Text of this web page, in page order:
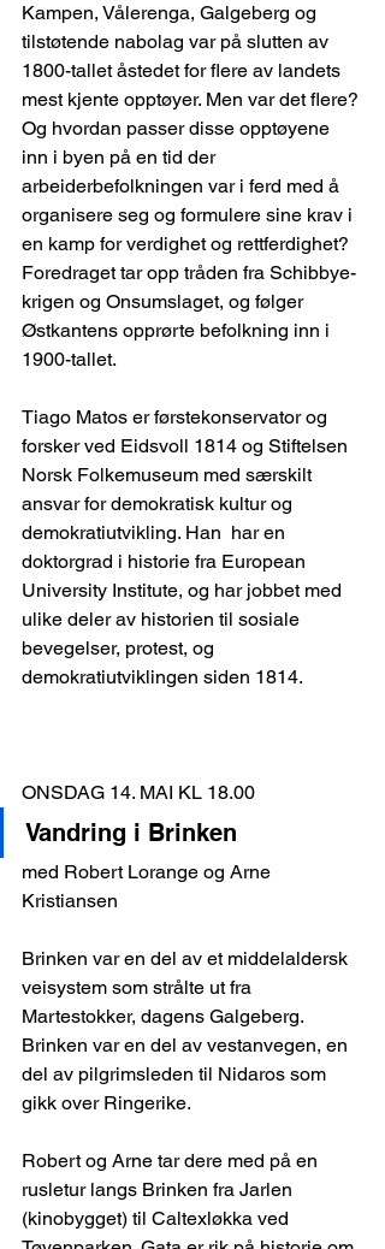
Kampen, Vålerenga, Galgeberg og
tilstøtende nabolag var på slutten av
1800-tallet åstedet for flere av landets
mest kjente opptøyer. Men var det flere?
Og hvordan passer disse opptøyene
inn i byen på en tid der
arbeiderbefolkningen var i ferd med å
organisere seg og formulere sine krav i
en kamp for verdighet og rettferdighet?
Foredraget tar opp tråden fra Schibbye-
krigen og Onsumslaget, og følger
Østkantens opprørte befolkning inn i
1900-tallet.
Tiago Matos er førstekonservator og
forsker ved Eidsvoll 1814 og Stiftelsen
Norsk Folkemuseum med særskilt
ansvar for demokratisk kultur og
demokratiutvikling. Han  har en
doktorgrad i historie fra European
University Institute, og har jobbet med
ulike deler av historien til sosiale
bevegelser, protest, og
demokratiutviklingen siden 1814.
ONSDAG 14. MAI KL 18.00
Vandring i Brinken
med Robert Lorange og Arne
Kristiansen
Brinken var en del av et middelaldersk
veisystem som strålte ut fra
Martestokker, dagens Galgeberg.
Brinken var en del av vestanvegen, en
del av pilgrimsleden til Nidaros som
gikk over Ringerike.
Robert og Arne tar dere med på en
rusletur langs Brinken fra Jarlen
(kinobygget) til Caltexløkka ved